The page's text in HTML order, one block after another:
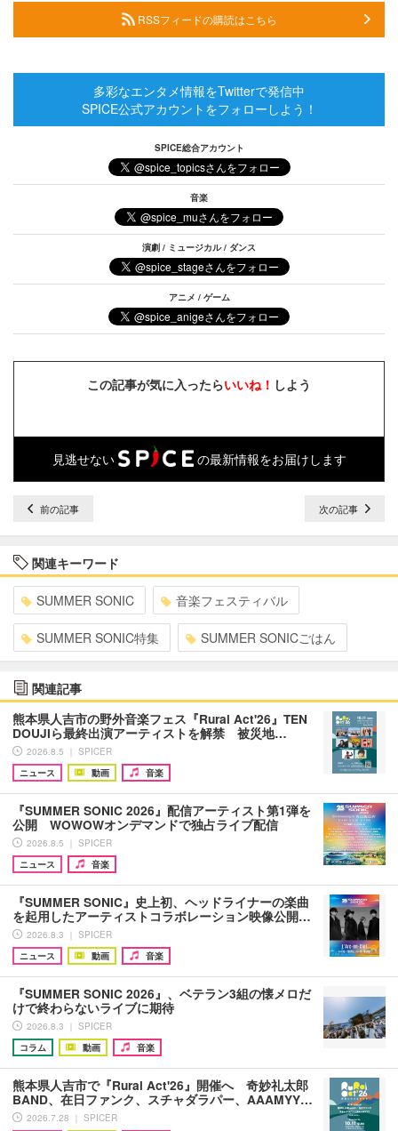
RSSフィードの購読はこちら
多彩なエンタメ情報をTwitterで発信中
SPICE公式アカウントをフォローしよう！
SPICE総合アカウント
音楽
演劇 / ミュージカル / ダンス
アニメ / ゲーム
この記事が気に入ったらいいね！ しよう
見逃せない の最新情報をお届けします
前の記事 次の記事
関連キーワード
SUMMER SONIC 音楽フェスティバル
SUMMER SONIC特集 SUMMER SONICごはん
関連記事
熊本県人吉市の野外音楽フェス『Rural Act'26』TEN
DOUJIら最終出演アーティストを解禁 被災地…
2026.8.5 ｜ SPICER
ニュース
動画 音楽
『SUMMER SONIC 2026』配信アーティスト第1弾を
公開 WOWOWオンデマンドで独占ライブ配信
2026.8.5 ｜ SPICER
ニュース
音楽
『SUMMER SONIC』史上初、ヘッドライナーの楽曲
を起用したアーティストコラボレーション映像公開…
2026.8.3 ｜ SPICER
ニュース
動画 音楽
『SUMMER SONIC 2026』、ベテラン3組の懐メロだ
けで終わらないライブに期待
2026.8.3 ｜ SPICER
コラム
動画 音楽
熊本県人吉市で『Rural Act'26』開催へ 奇妙礼太郎
BAND、在日ファンク、スチャダラパー、AAAMYY…
2026.7.28 ｜ SPICER